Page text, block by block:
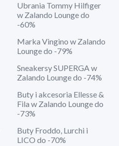
Ubrania Tommy Hilfiger
w Zalando Lounge do
-60%
Marka Vingino w Zalando
Lounge do -79%
Sneakersy SUPERGA w
Zalando Lounge do -74%
Buty i akcesoria Ellesse &
Fila w Zalando Lounge do
-73%
Buty Froddo, Lurchi i
LICO do -70%